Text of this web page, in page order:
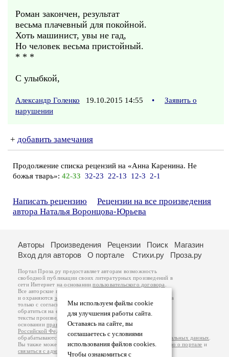
Роман закончен, результат
весьма плачевный для покойной.
Хоть машинист, увы не гад,
Но человек весьма пристойный.
* * *
С улыбкой,
Александр Голенко 19.10.2015 14:55 •
Заявить о
нарушении
+ добавить замечания
Продолжение списка рецензий на «Анна Каренина. Не
божья тварь»: 42-33 32-23 22-13 12-3 2-1
Написать рецензию
Рецензии на все произведения
автора Наталья Воронцова-Юрьева
Мы используем файлы cookie
для улучшения работы сайта.
Оставаясь на сайте, вы
соглашаетесь с условиями
использования файлов cookies.
Чтобы ознакомиться с
Авторы Произведения Рецензии Поиск
Магазин
Вход для авторов
О портале Стихи.ру Проза.ру
Портал Проза.ру предоставляет авторам возможность
свободной публикации своих литературных произведений в
сети Интернет на основаниипользовательского договора
Все авторские права на произведения принадлежат авторам
и охраняются законом
. Перепечатка произведений возможна
только с согласия его автора, к которому вы можете
обратиться на его авторской странице. Ответственность за
тексты произведений авторы несут самостоятельно на
основанииправил публикацииизаконодательства
Российской Федерации
обрабатываются на основанииПолитики обработки персональных данных
Вы также можете посмотреть более подробнуюинформацию о портале и
связаться с администрацией